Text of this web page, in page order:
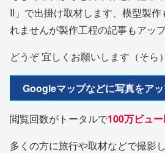
II」で出掛け取材します、模型製
れませんが製作工程の記事もアッ
どうぞ 宜しくお願いします（そら）
Googleマップなどに写真をア
閲覧回数がトータルで100万ビュー
多くの方に旅行や取材などで撮影